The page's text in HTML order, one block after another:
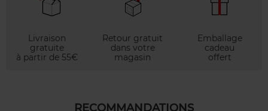
Livraison
gratuite
à partir de 55€
Retour gratuit
dans votre
magasin
Emballage
cadeau
offert
RECOMMANDATIONS